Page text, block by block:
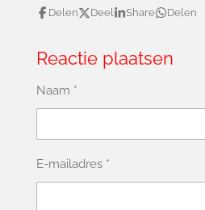
Delen Deel Share Delen
Reactie plaatsen
Naam *
E-mailadres *